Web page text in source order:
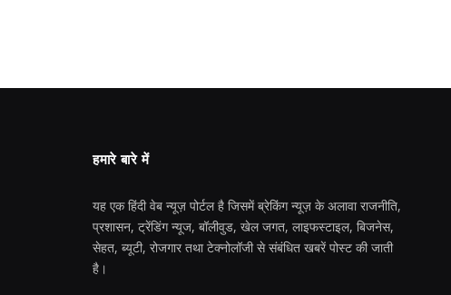
हमारे बारे में
यह एक हिंदी वेब न्यूज़ पोर्टल है जिसमें ब्रेकिंग न्यूज़ के अलावा राजनीति,
प्रशासन, ट्रेंडिंग न्यूज, बॉलीवुड, खेल जगत, लाइफस्टाइल, बिजनेस,
सेहत, ब्यूटी, रोजगार तथा टेक्नोलॉजी से संबंधित खबरें पोस्ट की जाती
है।